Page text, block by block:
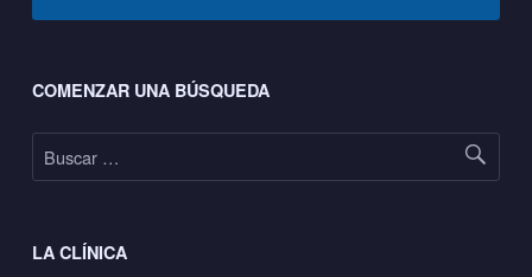
COMENZAR UNA BÚSQUEDA
Buscar:
LA CLÍNICA